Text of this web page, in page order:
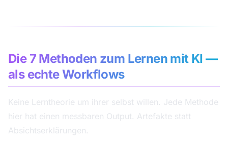
Die 7 Methoden zum Lernen mit KI —
als echte Workflows
Keine Lerntheorie um ihrer selbst willen. Jede Methode
hier hat einen messbaren Output. Artefakte statt
Absichtserklärungen.